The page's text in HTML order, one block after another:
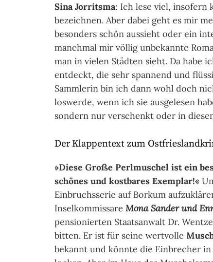
Sina Jorritsma: Ich lese viel, insofern
bezeichnen. Aber dabei geht es mir
besonders schön aussieht oder ein
manchmal mir völlig unbekannte
man in vielen Städten sieht. Da habe
entdeckt, die sehr spannend und
Sammlerin bin ich dann wohl doch
loswerde, wenn ich sie ausgelesen
sondern nur verschenkt oder in
Der Klappentext zum
»Diese Große Perlmuschel ist ein
schönes und kostbares Exemplar!«
Einbruchsserie auf Borkum
Inselkommissare Mona Sander und
pensionierten Staatsanwalt Dr.
bitten. Er ist für seine wertvolle
bekannt und könnte die Einbrecher in